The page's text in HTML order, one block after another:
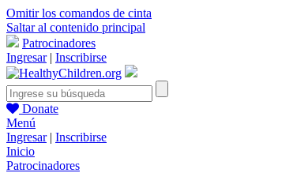
Omitir los comandos de cinta
Saltar al contenido principal
Patrocinadores
Ingresar| Inscribirse
Donate
Menú
Ingresar| Inscribirse
Inicio
Patrocinadores